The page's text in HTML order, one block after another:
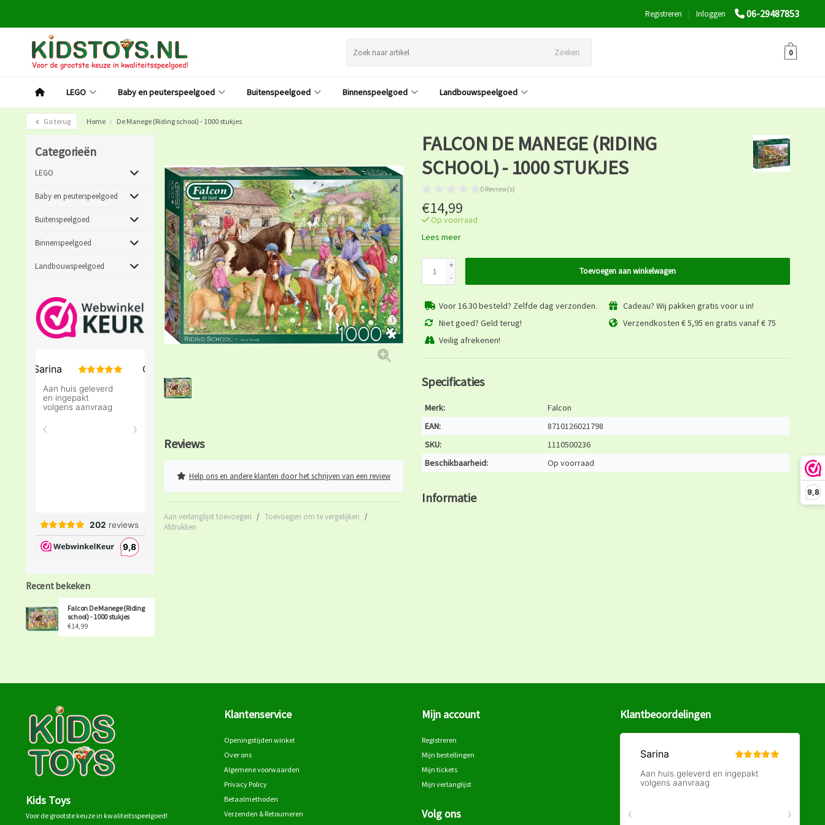
9,8
06-29487853
Inloggen
|
Registreren
Zoeken 0
LEGO Baby en peuterspeelgoed Buitenspeelgoed Binnenspeelgoed Landbouwspeelgoed
Ga terug Home De Manege (Riding school) - 1000 stukjes
Categorieën
LEGO
Baby en peuterspeelgoed
Buitenspeelgoed
Binnenspeelgoed
Landbouwspeelgoed
Recent bekeken
Falcon De Manege (Riding
school) - 1000 stukjes
€14,99
Reviews
Help ons en andere klanten door het schrijven van een review
Aan verlanglijst toevoegen / Toevoegen om te vergelijken /
Afdrukken
FALCON DE MANEGE (RIDING
SCHOOL) - 1000 STUKJES
0 Review(s)
€14,99
Op voorraad
Lees meer
+
-
Toevoegen aan winkelwagen
Voor 16.30 besteld? Zelfde dag verzonden.
Cadeau? Wij pakken gratis voor u in!
Niet goed? Geld terug!
Verzendkosten € 5,95 en gratis vanaf € 75
Veilig afrekenen!
Specificaties
Merk:
Falcon
EAN:
8710126021798
SKU:
1110500236
Beschikbaarheid:
Op voorraad
Informatie
Kids Toys
Voor de grootste keuze in kwaliteitsspeelgoed!
Klantenservice
Openingstijden winkel
Over ons
Algemene voorwaarden
Privacy Policy
Betaalmethoden
Verzenden & Retourneren
Mijn account
Registreren
Mijn bestellingen
Mijn tickets
Mijn verlanglijst
Volg ons
Klantbeoordelingen